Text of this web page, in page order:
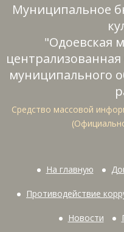
Муниципальное
"Одоевская
муниципального
Средство массовой
На главную
Противодействие
Новости